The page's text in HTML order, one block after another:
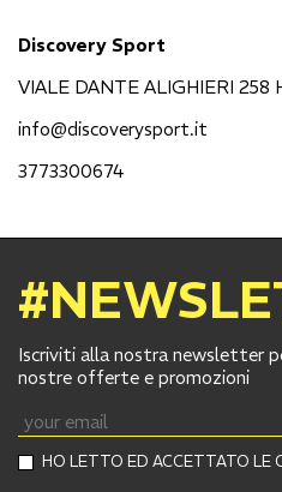
Discovery Sport
VIALE DANTE ALIGHIERI 258
info@discoverysport.it
3773300674
Iscriviti alla nostra newsletter
nostre offerte e promozioni
HO LETTO ED ACCETTATO LE